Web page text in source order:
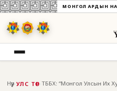
МОНГОЛ АРДЫН
Нүүр УЛС ТӨР ›